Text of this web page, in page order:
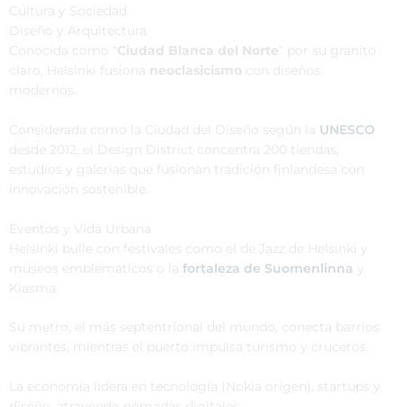
Cultura y Sociedad
Diseño y Arquitectura
Conocida como “ Ciudad Blanca del Norte” por su granito
claro, Helsinki fusiona neoclasicismo con diseños
modernos.
Considerada como la Ciudad del Diseño según la UNESCO
desde 2012, el Design District concentra 200 tiendas,
estudios y galerías que fusionan tradición finlandesa con
innovación sostenible.
Eventos y Vida Urbana
Helsinki bulle con festivales como el de Jazz de Helsinki y
museos emblemáticos o la fortaleza de Suomenlinna
Kiasma.​
Su metro, el más septentrional del mundo, conecta barrios
vibrantes, mientras el puerto impulsa turismo y cruceros.
La economía lidera en tecnología (Nokia origen), startups y